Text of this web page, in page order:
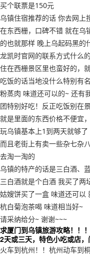
买个联票是150元
乌镇住宿推荐的话 你去网上
在东西栅，口碑不错 就在乌
的也就那样 晚上乌起码黑的
龙凯时官网的联系方式什么
住在西栅景区里也蛮好的，
吃饭的话当地没什么特别有
粉蒸肉 味道还可以的~ 还有
团特别好吃！反正吃饭别在
就是里面的东西价格不便宜
玩乌镇基本上1到两天就够
而且老街上有卖一些杂七杂
去淘一淘的
乌镇的特产的话是三白酒、
三白酒就是个白酒 我买了两
姑嫂饼买了一盒 味道还可以
杭白菊泡茶喝 味道相当好~
请采纳给分~ 谢谢~~~
求厦门到乌镇旅游攻略！！
2天或三天，特色小吃或店
火车到杭州！！杭州动车到